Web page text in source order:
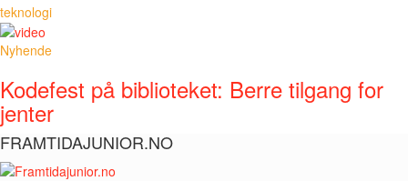
teknologi
Nyhende
Kodefest på biblioteket: Berre tilgang for
jenter
FRAMTIDAJUNIOR.NO